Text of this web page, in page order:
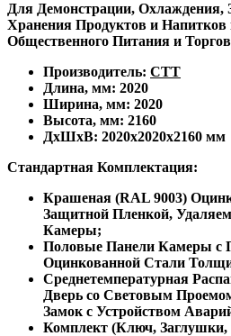
Для Демонстрации, Охлаждения,
Хранения Продуктов и Напитков
Общественного Питания и
Производитель: СТТ
Длина, мм: 2020
Ширина, мм: 2020
Высота, мм: 2160
ДxШxВ: 2020x2020x2160 мм
Стандартная Комплектация:
Крашеная (RAL 9003)
Защитной Пленкой,
Камеры;
Половые Панели Камеры с
Оцинкованной Стали
Среднетемпературная
Дверь со Световым
Замок с Устройством
Комплект (Ключ,